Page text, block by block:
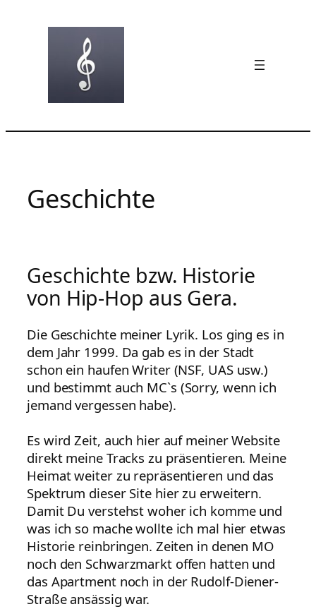
Geschichte
Geschichte bzw. Historie
von Hip-Hop aus Gera.
Die Geschichte meiner Lyrik. Los ging es in
dem Jahr 1999. Da gab es in der Stadt
schon ein haufen Writer (NSF, UAS usw.)
und bestimmt auch MC`s (Sorry, wenn ich
jemand vergessen habe).
Es wird Zeit, auch hier auf meiner Website
direkt meine Tracks zu präsentieren. Meine
Heimat weiter zu repräsentieren und das
Spektrum dieser Site hier zu erweitern.
Damit Du verstehst woher ich komme und
was ich so mache wollte ich mal hier etwas
Historie reinbringen. Zeiten in denen MO
noch den Schwarzmarkt offen hatten und
das Apartment noch in der Rudolf-Diener-
Straße ansässig war.